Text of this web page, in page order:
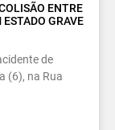
ENTRE
GRAVE
de
(6), na Rua